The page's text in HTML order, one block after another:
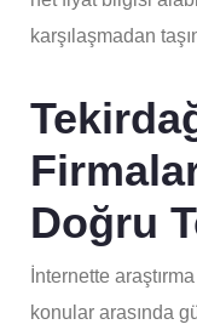
karşılaşmadan
Doğru
İnternette
konular arasında